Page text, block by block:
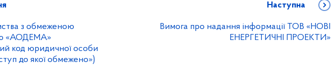
з обмеженою
«АОДЕМА»
код юридичної особи
до якої обмежено»)
Наступна
Вимога про надання інформації ТОВ «НОВІ
ЕНЕРГЕТИЧНІ ПРОЕКТИ»